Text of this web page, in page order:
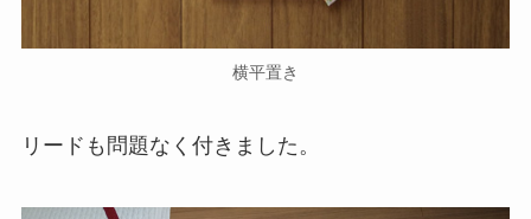
横平置き
リードも問題なく付きました。